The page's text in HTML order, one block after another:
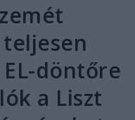
döntőre
a Liszt